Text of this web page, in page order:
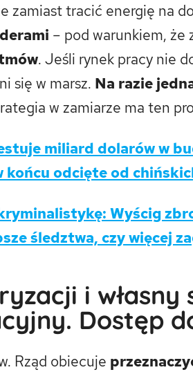
zamiast tracić energię na
– pod warunkiem, że
. Jeśli rynek pracy nie
się w marsz. Na razie
w zamiarze ma ten
miliard dolarów w
końcu odcięte od
Wyścig
śledztwa, czy więcej
i własny
Dostęp
Rząd obiecuje